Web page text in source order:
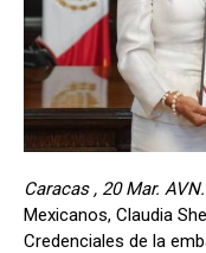
Caracas , 20 Mar.
Mexicanos, Claudia
Credenciales de la